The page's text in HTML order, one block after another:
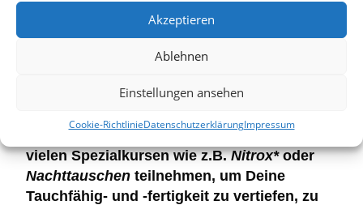
Akzeptieren
Ablehnen
Einstellungen ansehen
Cookie-RichtlinieDatenschutzerklärungImpressum
Als IDA Bronze Taucher darfst Du nach
Abschluss des Kurses weltweit mit
geeigneten Tauchpartnern bis zu einer Tiefe
Tauchausrüstung leihen und sich
Als Bronze Taucher bist Du berechtigt an
vielen Spezialkursen wie z.B.Nitrox*oder
Nachttauschen teilnehmen, um Deine
Tauchfähig- und -fertigkeit zu vertiefen, zu